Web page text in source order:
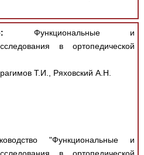
Функциональные и
в ортопедической
Т.И., Ряховский А.Н.
"Функциональные и